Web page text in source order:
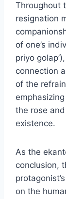
Throughout
resignation
of one’s
priyo
connection
of the
the rose
existence.
As the
conclusion,
on the